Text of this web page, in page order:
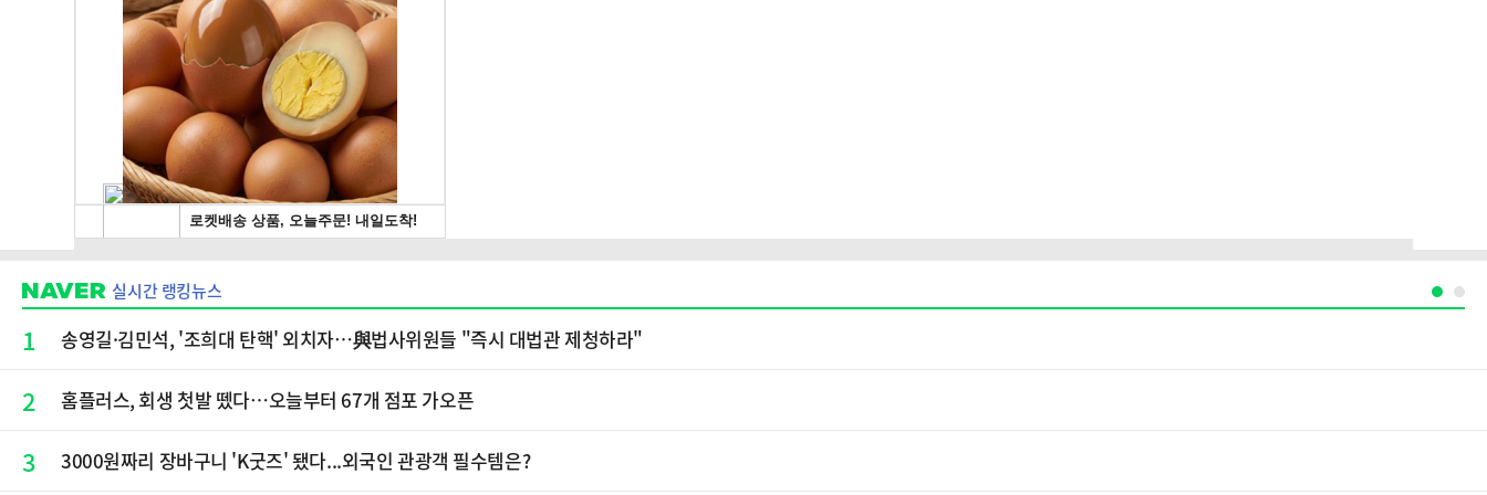
실시간 랭킹뉴스
1 송영길·김민석, '조희대 탄핵' 외치자…與법사위원들 "즉시 대법관 제청하라"
2 홈플러스, 회생 첫발 뗐다…오늘부터 67개 점포 가오픈
3 3000원짜리 장바구니 'K굿즈' 됐다...외국인 관광객 필수템은?